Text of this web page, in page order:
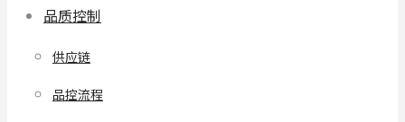
品质控制
供应链
品控流程